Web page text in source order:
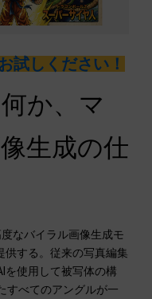
試しください！
か、マ
生成の仕
なバイラル画像生成モ
供する。従来の写真編集
を使用して被写体の構
すべてのアングルが一